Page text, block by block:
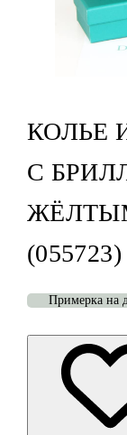
КОЛЬЕ
С
(055723)
Примерка на